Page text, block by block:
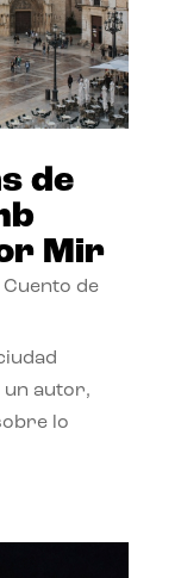
de
Mir
Cuento de
un autor,
lo